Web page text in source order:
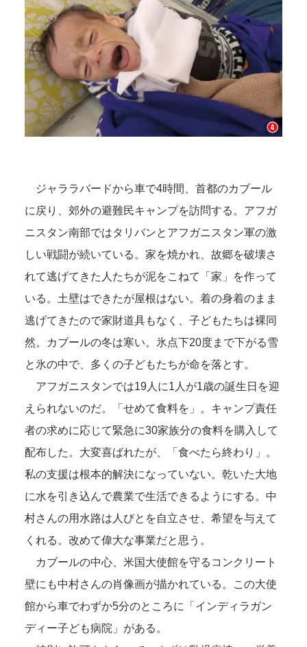
ジャララバードから車で4時間、首都のカブール
に戻り、郊外の避難民キャンプを訪問する。アフガ
ニスタン南部ではタリバンとアフガニスタン軍の激
しい戦闘が続いている。家を焼かれ、故郷を破壊さ
れて逃げてきた人たちが泥をこねて「家」を作って
いる。土壁はできたが屋根はない。着の身着のまま
逃げてきたので家財道具もなく、子どもたちは裸同
然。カブールの冬は寒い。氷点下20度まで下がる雪
と氷の中で、多くの子どもたちが命を落とす。
アフガニスタンでは19人に1人が1歳の誕生日を迎
えられないのだ。「せめて食料を」。キャンプ責任
者の求めに応じて緊急に30家族分の食料を購入して
配布した。大変喜ばれたが、「食べたら終わり」。
私の支援は根本的解決になっていない。乾いた大地
に水を引き込んで農業で生活できるようにする。中
村さんの用水路は人びとを自立させ、希望を与えて
くれる。改めて偉大な事業だと思う。
カブールの中心、米国大使館を守るコンクリート
壁にも中村さんの肖像画が描かれている。この大使
館から車でわずか5分のところに「インディラガン
ディー子ども病院」がある。